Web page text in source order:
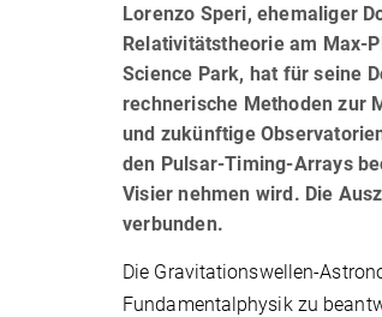
Lorenzo Speri, ehemaliger
Relativitätstheorie am Max-
Science Park, hat für seine
rechnerische Methoden zur
und zukünftige
den Pulsar-Timing-Arrays
Visier nehmen wird. Die
verbunden.
Die Gravitationswellen-
Fundamentalphysik zu